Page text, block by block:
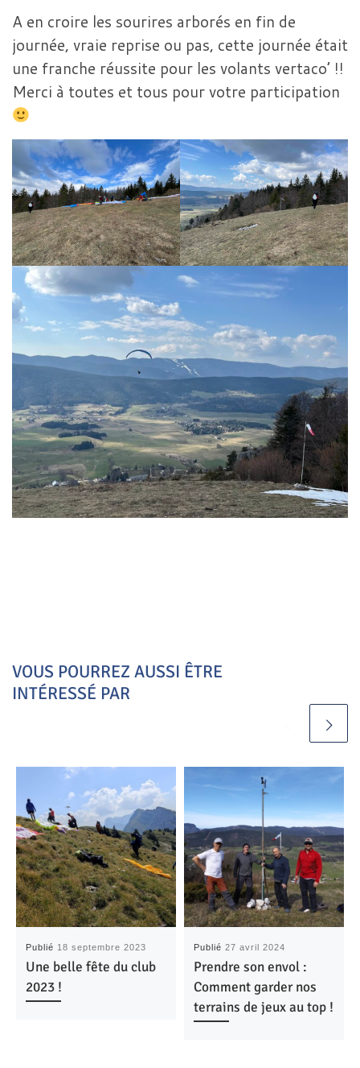
A en croire les sourires arborés en fin de
journée, vraie reprise ou pas, cette journée était
une franche réussite pour les volants vertaco’ !!
Merci à toutes et tous pour votre participation
VOUS POURREZ AUSSI ÊTRE
INTÉRESSÉ PAR
Publié 18 septembre 2023
Une belle fête du club
2023 !
Publié27 avril 2024
Prendre son envol :
Comment garder nos
terrains de jeux au top !